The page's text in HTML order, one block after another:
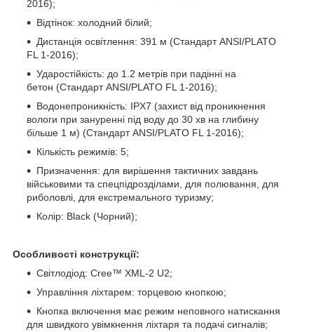
2016);
Відтінок: холодний білий;
Дистанція освітлення: 391 м (Стандарт ANSI/PLATO
FL 1-2016);
Ударостійкість: до 1.2 метрів при падінні на
бетон (Стандарт ANSI/PLATO FL 1-2016);
Водонепроникність: IPX7 (захист від проникнення
вологи при зануренні під воду до 30 хв на глибину
більше 1 м) (Стандарт ANSI/PLATO FL 1-2016);
Кількість режимів: 5;
Призначення: для вирішення тактичних завдань
військовими та спецпідрозділами, для полювання, для
риболовлі, для екстремального туризму;
Колір: Black (Чорний);
Особливості конструкції:
Світлодіод: Cree™ XML-2 U2;
Управління ліхтарем: торцевою кнопкою;
Кнопка включення має режим неповного натискання
для швидкого увімкнення ліхтаря та подачі сигналів;